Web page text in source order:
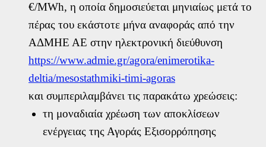
€/MWh, η οποία δημοσιεύεται μηνιαίως μετά το
πέρας του εκάστοτε μήνα αναφοράς από την
ΑΔΜΗΕ ΑΕ στην ηλεκτρονική διεύθυνση
https://www.admie.gr/agora/enimerotika-
deltia/mesostathmiki-timi-agoras
και συμπεριλαμβάνει τις παρακάτω χρεώσεις:
τη μοναδιαία χρέωση των αποκλίσεων
ενέργειας της Αγοράς Εξισορρόπησης
Φόρμα εκδήλωσης ενδιαφέροντος
Όνομα